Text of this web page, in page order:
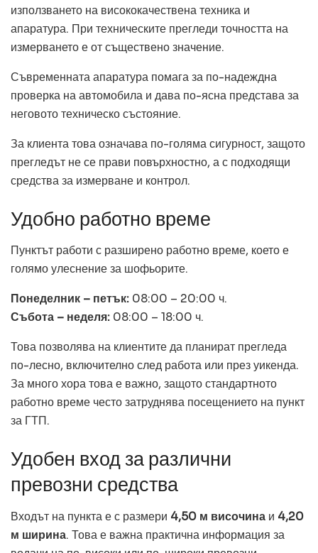
използването на висококачествена техника и
апаратура. При техническите прегледи точността на
измерването е от съществено значение.
Съвременната апаратура помага за по-надеждна
проверка на автомобила и дава по-ясна представа за
неговото техническо състояние.
За клиента това означава по-голяма сигурност, защото
прегледът не се прави повърхностно, а с подходящи
средства за измерване и контрол.
Удобно работно време
Пунктът работи с разширено работно време, което е
голямо улеснение за шофьорите.
Понеделник – петък: 08:00 – 20:00 ч.
Събота – неделя: 08:00 – 18:00 ч.
Това позволява на клиентите да планират прегледа
по-лесно, включително след работа или през уикенда.
За много хора това е важно, защото стандартното
работно време често затруднява посещението на пункт
за ГТП.
Удобен вход за различни
превозни средства
Входът на пункта е с размери 4,50 м височина и 4,20
м ширина. Това е важна практична информация за